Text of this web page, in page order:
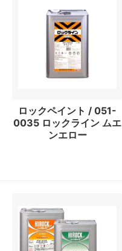
ロックペイント / 051-
0035 ロックライン ムエ
ンエロー